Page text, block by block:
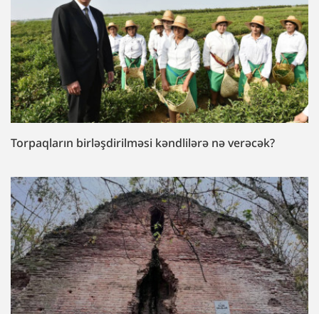
Torpaqların birləşdirilməsi kəndlilərə nə verəcək?